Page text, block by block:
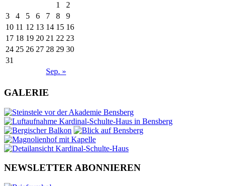
Sep. »
1
2
3
4 5 6 7 8
9
10 11 12 13 14 15 16
17 18 19 20 21 22 23
24 25 26 27 28 29 30
31
GALERIE
NEWSLETTER ABONNIEREN